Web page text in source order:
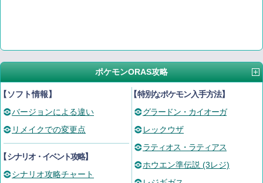
ポケモンORAS攻略
ソフト情報】
バージョンによる違い
リメイクでの変更点
シナリオ・イベント攻略】
シナリオ攻略チャート
【特別なポケモン入手方法】
グラードン・カイオーガ
レックウザ
ラティオス・ラティアス
ホウエン準伝説 (3レジ)